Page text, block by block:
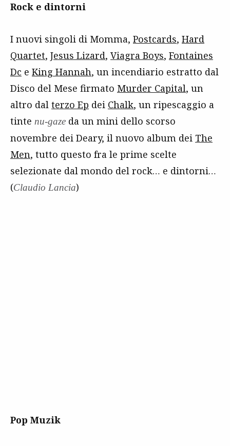
Rock e dintorni
I nuovi singoli di Momma, Postcards, Hard
Quartet, Jesus Lizard, Viagra Boys, Fontaines
Dc e King Hannah, un incendiario estratto dal
Disco del Mese firmato Murder Capital, un
altro dal terzo Ep dei Chalk, un ripescaggio a
tinte nu-gaze da un mini dello scorso
novembre dei Deary, il nuovo album dei The
Men, tutto questo fra le prime scelte
selezionate dal mondo del rock… e dintorni…
(Claudio Lancia)
Pop Muzik